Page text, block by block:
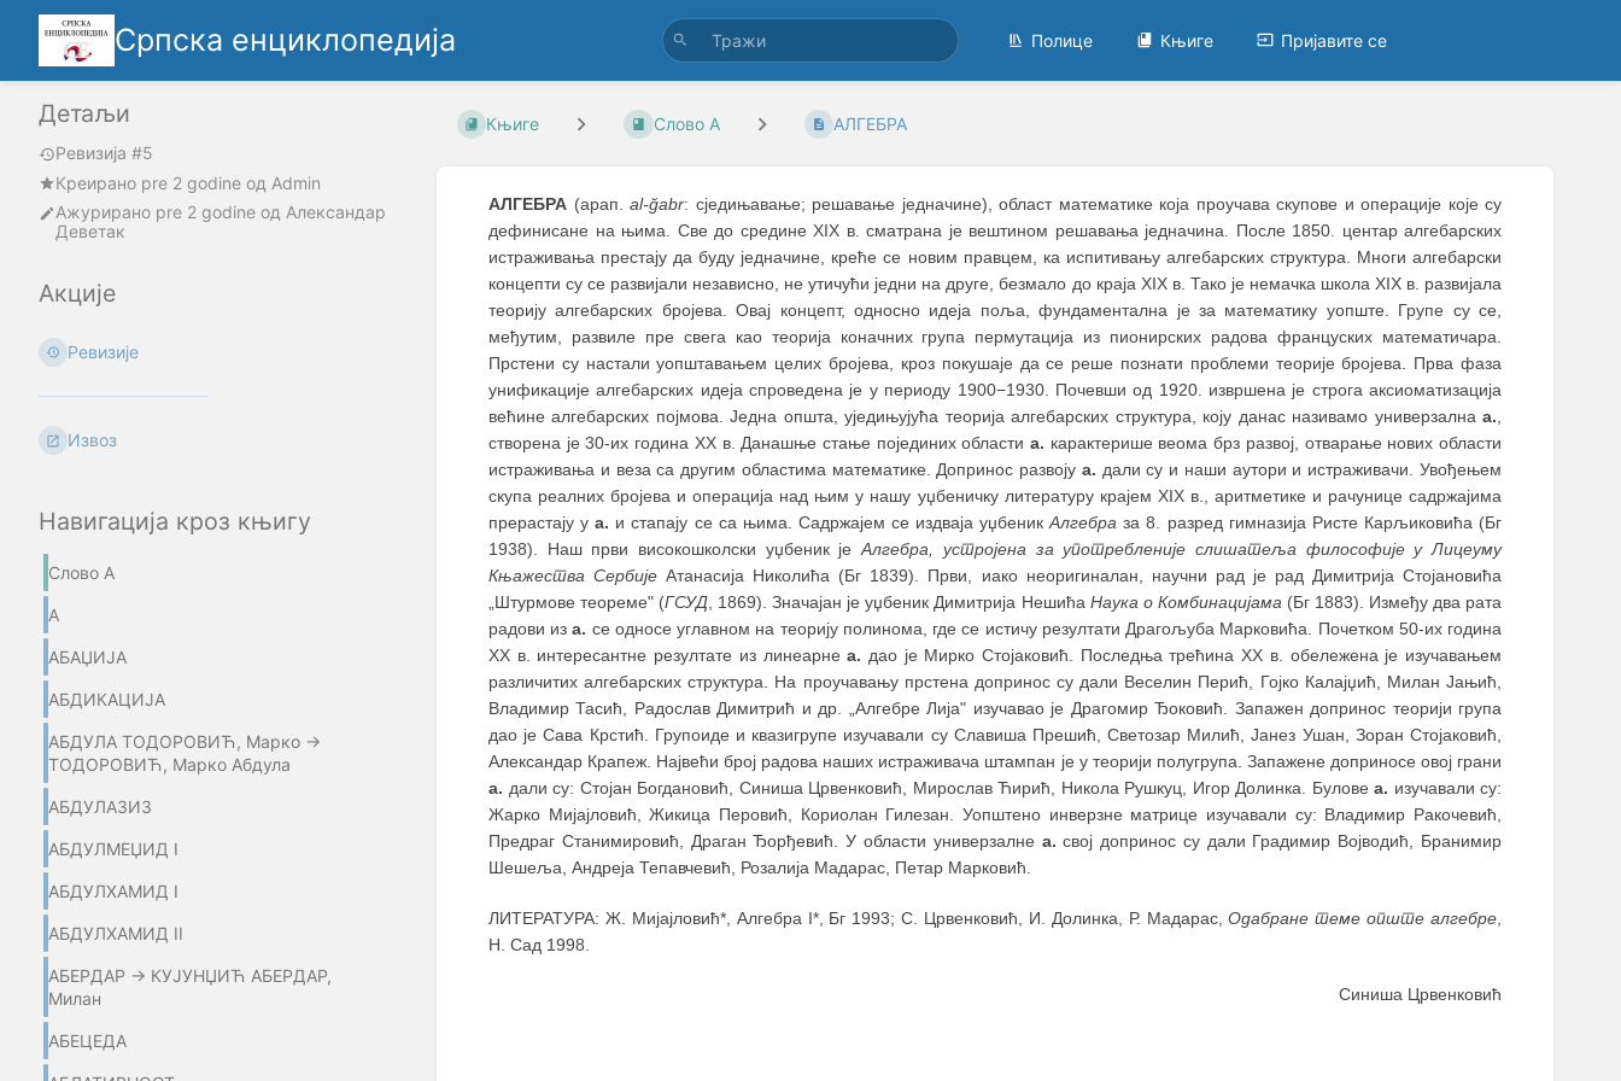
Српска енциклопедија Полице Књиге Пријавите се
Детаљи
Ревизија #5
Креирано pre 2 godine oд Admin
Ажурирано pre 2 godine од Александар
Деветак
Акције
Ревизије
Извоз
Навигација кроз књигу
Слово А
А
АБАЏИЈA
АБДИКАЦИЈА
АБДУЛА ТОДОРОВИЋ, Марко →
ТОДОРОВИЋ, Марко Абдула
АБДУЛАЗИЗ
АБДУЛМЕЏИД I
АБДУЛХАМИД I
АБДУЛХАМИД II
АБЕРДАР → КУЈУНЏИЋ АБЕРДАР,
Милан
АБЕЦЕДА
Књиге Слово А АЛГЕБРА
АЛГЕБРА (арап. al-ğabr: сједињавање; решавање једначине), област математике која проучава скупове и операције које су
дефинисане на њима. Све до средине XIX в. сматрана је вештином решавања једначина. После 1850. центар алгебарских
истраживања престају да буду једначине, креће се новим правцем, ка испитивању алгебарских структура. Многи алгебарски
концепти су се развијали независно, не утичући једни на друге, безмало до краја XIX в. Тако је немачка школа XIX в. развијала
теорију алгебарских бројева. Овај концепт, односно идеја поља, фундаментална је за математику уопште. Групе су се,
међутим, развиле пре свега као теорија коначних група пермутација из пионирских радова француских математичара.
Прстени су настали уопштавањем целих бројева, кроз покушаје да се реше познати проблеми теорије бројева. Прва фаза
унификације алгебарских идеја спроведена је у периоду 1900−1930. Почевши од 1920. извршена је строга аксиоматизација
већине алгебарских појмова. Једна општа, уједињујућа теорија алгебарских структура, коју данас називамо универзална а.,
створена је 30-их година XX в. Данашње стање појединих областиа. карактерише веома брз развој, отварање нових области
истраживања и веза са другим областима математике. Допринос развоју а. дали су и наши аутори и истраживачи. Увођењем
скупа реалних бројева и операција над њим у нашу уџбеничку литературу крајем XIX в., аритметике и рачунице садржајима
прерастају уа. и стапају се са њима. Садржајем се издваја уџбеникАлгебра за 8. разред гимназија Ристе Карљиковића (Бг
1938). Наш први високошколски уџбеник јеАлгебра, устројена за употребленије слишатеља философије у Лицеуму
Књажества Сербије Атанасија Николића (Бг 1839). Први, иако неоригиналан, научни рад је рад Димитрија Стојановића
„Штурмове теореме" (ГСУД, 1869). Значајан је уџбеник Димитрија Нешића Наука о Комбинацијама(Бг 1883). Између два рата
радови иза. се односе углавном на теорију полинома, где се истичу резултати Драгољуба Марковића. Почетком 50-их година
XX в. интересантне резултате из линеарнеа. дао је Мирко Стојаковић. Последња трећина XX в. обележена је изучавањем
различитих алгебарских структура. На проучавању прстена допринос су дали Веселин Перић, Гојко Калајџић, Милан Јањић,
Владимир Тасић, Радослав Димитрић и др. „Алгебре Лија" изучавао је Драгомир Ђоковић. Запажен допринос теорији група
дао је Сава Крстић. Групоиде и квазигрупе изучавали су Славиша Прешић, Светозар Милић, Јанез Ушан, Зоран Стојаковић,
Александар Крапеж. Највећи број радова наших истраживача штампан је у теорији полугрупа. Запажене доприносе овој грани
а. дали су: Стојан Богдановић, Синиша Црвенковић, Мирослав Ћирић, Никола Рушкуц, Игор Долинка. Булове а. изучавали су:
Жарко Мијајловић, Жикица Перовић, Кориолан Гилезан. Уопштено инверзне матрице изучавали су: Владимир Ракочевић,
Предраг Станимировић, Драган Ђорђевић. У области универзалне а. свој допринос су дали Градимир Војводић, Бранимир
Шешеља, Андреја Тепавчевић, Розалија Мадарас, Петар Марковић.
ЛИТЕРАТУРА: Ж. Мијајловић*, Алгебра I*, Бг 1993; С. Црвенковић, И. Долинка, Р. Мадарас,Одабране теме опште алгебре
Н. Сад 1998.
Синиша Црвенковић